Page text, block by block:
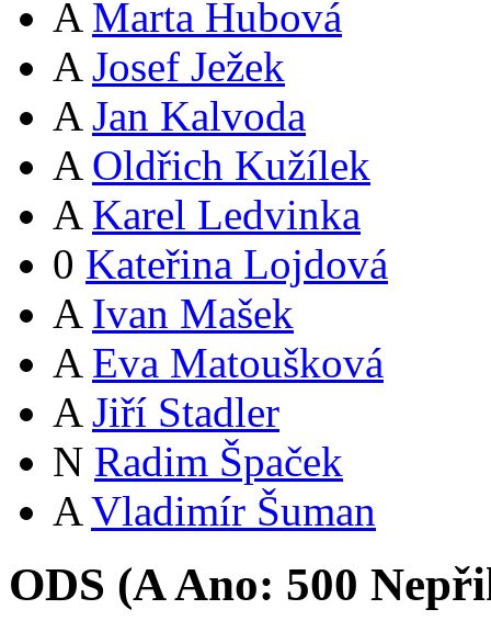
A Marta Hubová
A Josef Ježek
A Jan Kalvoda
A Oldřich Kužílek
A Karel Ledvinka
0 Kateřina Lojdová
A Ivan Mašek
A Eva Matoušková
A Jiří Stadler
N Radim Špaček
A Vladimír Šuman
ODS (AAno: 500